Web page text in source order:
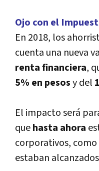
Ojo con el
En 2018, los
cuenta una nueva
renta financiera,
5% en pesosy del
El impacto será
quehasta ahora
corporativos, como
estaban